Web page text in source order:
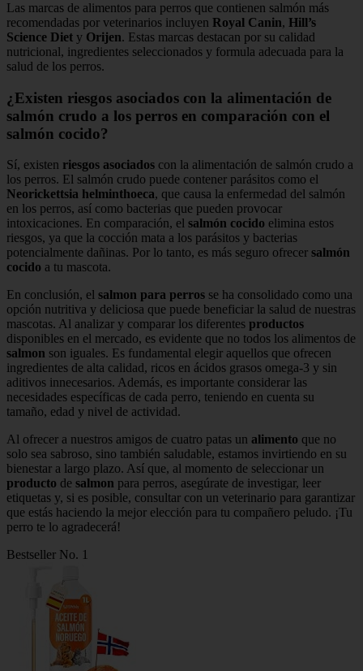
Las marcas de alimentos para perros que contienen salmón más
recomendadas por veterinarios incluyen Royal Canin, Hill’s
Science Diet y Orijen. Estas marcas destacan por su calidad
nutricional, ingredientes seleccionados y formula adecuada para la
salud de los perros.
¿Existen riesgos asociados con la alimentación de
salmón crudo a los perros en comparación con el
salmón cocido?
Sí, existen riesgos asociados con la alimentación de salmón crudo a
los perros. El salmón crudo puede contener parásitos como el
Neorickettsia helminthoeca, que causa la enfermedad del salmón
en los perros, así como bacterias que pueden provocar
intoxicaciones. En comparación, el salmón cocido elimina estos
riesgos, ya que la cocción mata a los parásitos y bacterias
potencialmente dañinas. Por lo tanto, es más seguro ofrecer salmón
cocido a tu mascota.
En conclusión, el salmon para perros se ha consolidado como una
opción nutritiva y deliciosa que puede beneficiar la salud de nuestras
mascotas. Al analizar y comparar los diferentes productos
disponibles en el mercado, es evidente que no todos los alimentos de
salmon son iguales. Es fundamental elegir aquellos que ofrecen
ingredientes de alta calidad, ricos en ácidos grasos omega-3 y sin
aditivos innecesarios. Además, es importante considerar las
necesidades específicas de cada perro, teniendo en cuenta su
tamaño, edad y nivel de actividad.
Al ofrecer a nuestros amigos de cuatro patas un alimento que no
solo sea sabroso, sino también saludable, estamos invirtiendo en su
bienestar a largo plazo. Así que, al momento de seleccionar un
producto de salmon para perros, asegúrate de investigar, leer
etiquetas y, si es posible, consultar con un veterinario para garantizar
que estás haciendo la mejor elección para tu compañero peludo. ¡Tu
perro te lo agradecerá!
Bestseller No. 1